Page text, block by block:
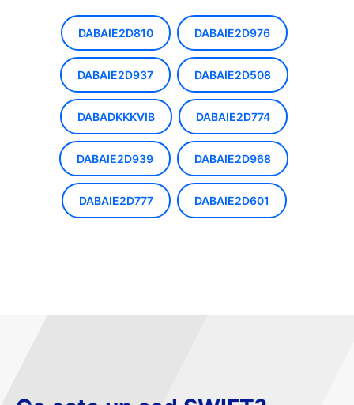
DABAIE2D810 DABAIE2D976
DABAIE2D937 DABAIE2D508
DABADKKKVIB DABAIE2D774
DABAIE2D939 DABAIE2D968
DABAIE2D777 DABAIE2D601